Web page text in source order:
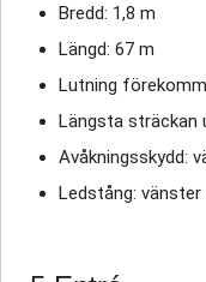
Bredd: 1,8 m
Längd: 67 m
Lutning
Längsta sträckan
Avåkningsskydd:
Ledstång: